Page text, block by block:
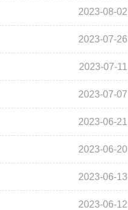
2023-08-02
2023-07-26
2023-07-11
2023-07-07
2023-06-21
2023-06-20
2023-06-13
2023-06-12